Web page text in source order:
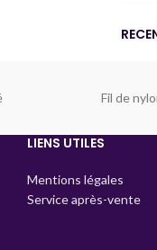
Fil de
LIENS UTILES
Mentions légales
Service après-vente